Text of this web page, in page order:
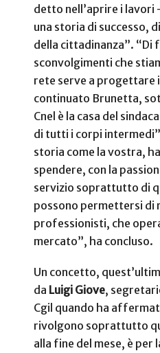
detto nell’aprire i lavori
una storia di successo,
della cittadinanza”. “Di
sconvolgimenti che
rete serve a progettare
continuato Brunetta,
Cnel è la casa del
di tutti i corpi
storia come la vostra,
spendere, con la
servizio soprattutto di
possono permettersi di
professionisti, che
mercato”, ha concluso.
Un concetto,
da Luigi Giove,
Cgil quando ha
rivolgono soprattutto
alla fine del mese, è per